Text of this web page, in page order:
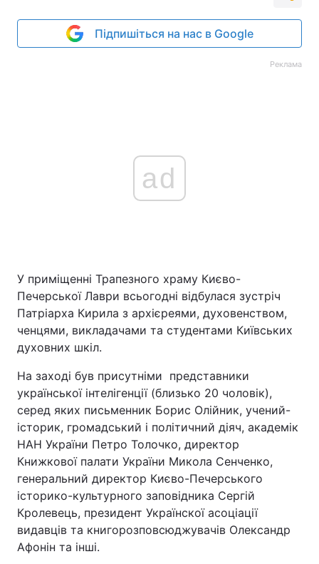
Підпишіться на нас в Google
Реклама
ad
У приміщенні Трапезного храму Києво-
Печерської Лаври всьогодні відбулася зустріч
Патріарха Кирила з архієреями, духовенством,
ченцями, викладачами та студентами Київських
духовних шкіл.
На заході був присутніми представники
української інтелігенції (близько 20 чоловік),
серед яких письменник Борис Олійник, учений-
історик, громадський і політичний діяч, академік
НАН України Петро Толочко, директор
Книжкової палати України Микола Сенченко,
генеральний директор Києво-Печерського
історико-культурного заповідника Сергій
Кролевець, президент Українскої асоціації
видавців та книгорозповсюджувачів Олександр
Афонін та інші.